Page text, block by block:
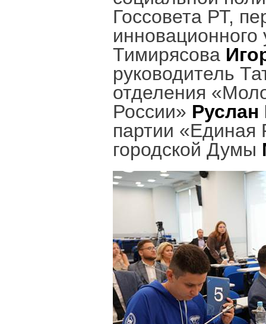
Госсовета РТ,
Тимирясова
руководитель
отделения
России»
партии «Единая
городской Думы